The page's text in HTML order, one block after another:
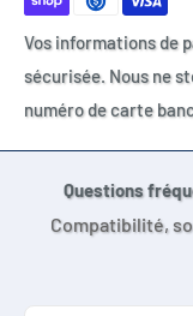
Sony Cyber-shot DSC-
Sony Cyber-shot
Sony Cyber-shot
Sony Cyber-shot
Sony Cyber-shot
Sony Cyber-shot
Sony NP-FC10
Vos informations de
sécurisée. Nous ne
numéro de carte
Questions
Compatibilité,